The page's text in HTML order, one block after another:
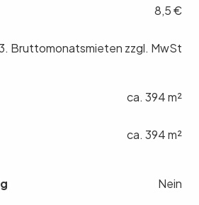
8,5 €
Bruttomonatsmieten zzgl. MwSt
ca. 394 m²
ca. 394 m²
Nein